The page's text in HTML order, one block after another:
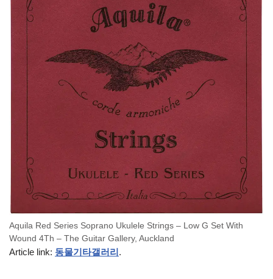
Aquila Red Series Soprano Ukulele Strings – Low G Set With
Wound 4Th – The Guitar Gallery, Auckland
Article link: 동물기타갤러리.